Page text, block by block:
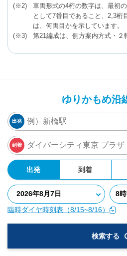
車両形式の4桁の数字は、最初
として7番目であること、2,3桁
は、何両目かを示しています。
第21編成は、側方案内方式・２
ゆりかもめ沿
出発
到着
出発 到着
臨時ダイヤ時刻表（8/15~8/16）
検索する